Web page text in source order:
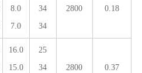
8.0
7.0
34
34
2800 0.18
16.0
15.0
25
34
2800 0.37